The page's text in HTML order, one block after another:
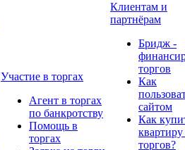
Участие в торгах
Агент в торгах
по банкротству
Помощь в
торгах
Клиентам и
партнёрам
Бридж -
торгов
Как
сайтом
Как
квартиру
торгов?